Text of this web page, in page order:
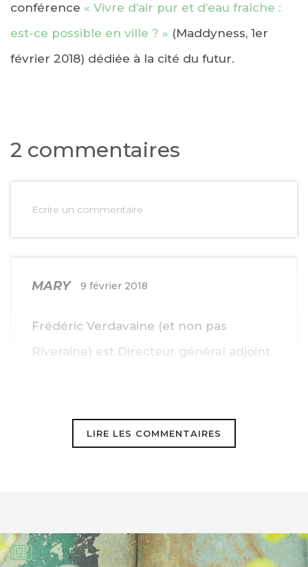
conférence « Vivre d’air pur et d’eau fraîche :
est-ce possible en ville ? » (Maddyness, 1er
février 2018) dédiée à la cité du futur.
2 commentaires
Ecrire un commentaire
MARY 9 février 2018
Frédéric Verdavaine (et non pas
Riveraine) est Directeur général adjoint
Merci pour votre message. Nous
LIRE LES COMMENTAIRES